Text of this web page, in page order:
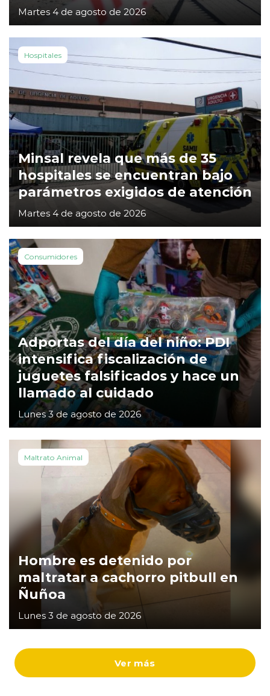
Ver más
Martes 4 de agosto de 2026
Hospitales
Minsal revela que más de 35
hospitales se encuentran bajo
parámetros exigidos de atención
Martes 4 de agosto de 2026
Consumidores
Adportas del día del niño: PDI
intensifica fiscalización de
juguetes falsificados y hace un
llamado al cuidado
Lunes 3 de agosto de 2026
Maltrato Animal
Hombre es detenido por
maltratar a cachorro pitbull en
Ñuñoa
Lunes 3 de agosto de 2026